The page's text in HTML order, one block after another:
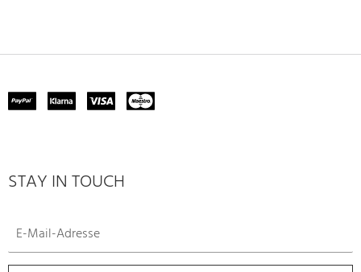
STAY IN TOUCH